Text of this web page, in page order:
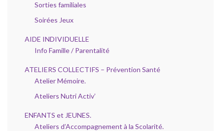
Sorties familiales
Soirées Jeux
AIDE INDIVIDUELLE
Info Famille / Parentalité
ATELIERS COLLECTIFS – Prévention Santé
Atelier Mémoire.
Ateliers Nutri Activ’
ENFANTS et JEUNES.
Ateliers d’Accompagnement à la Scolarité.